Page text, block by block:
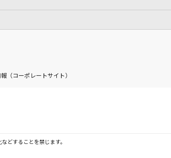
（コーポレートサイト）
どすることを禁じます。